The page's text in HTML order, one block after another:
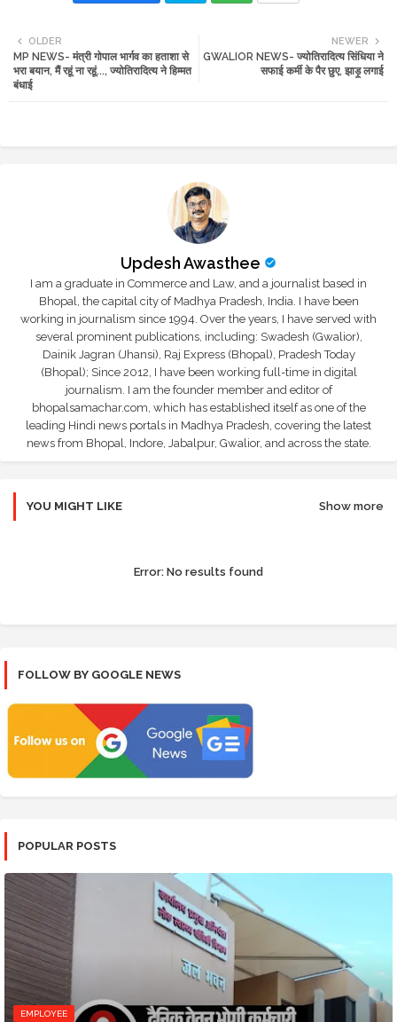
tte ats
NEWER
GWALIOR NEWS- ज्योतिरादित्य सिंधिया ने
सफाई कर्मी के पैर छुए, झाड़ू लगाई
OLDER
MP NEWS- मंत्री गोपाल भार्गव का हताशा से
भरा बयान, मैं रहूं ना रहूं..., ज्योतिरादित्य ने हिम्मत
बंधाई
Updesh Awasthee
I am a graduate in Commerce and Law, and a journalist based in
Bhopal, the capital city of Madhya Pradesh, India. I have been
working in journalism since 1994. Over the years, I have served with
several prominent publications, including: Swadesh (Gwalior),
Dainik Jagran (Jhansi), Raj Express (Bhopal), Pradesh Today
(Bhopal); Since 2012, I have been working full-time in digital
journalism. I am the founder member and editor of
bhopalsamachar.com, which has established itself as one of the
leading Hindi news portals in Madhya Pradesh, covering the latest
news from Bhopal, Indore, Jabalpur, Gwalior, and across the state.
YOU MIGHT LIKE Show more
Error: No results found
FOLLOW BY GOOGLE NEWS
POPULAR POSTS
EMPLOYEE